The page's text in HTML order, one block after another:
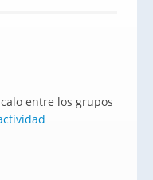
entre los grupos